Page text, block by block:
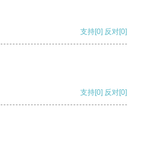
支持[0] 反对[0]
支持[0] 反对[0]